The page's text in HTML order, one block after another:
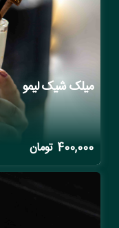
میلک شیک لیمو
400,000 تومان